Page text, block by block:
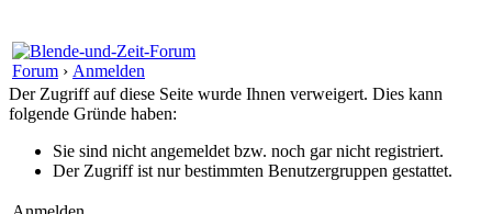
Forum › Anmelden
Der Zugriff auf diese Seite wurde Ihnen verweigert. Dies kann
folgende Gründe haben:
Sie sind nicht angemeldet bzw. noch gar nicht registriert.
Der Zugriff ist nur bestimmten Benutzergruppen gestattet.